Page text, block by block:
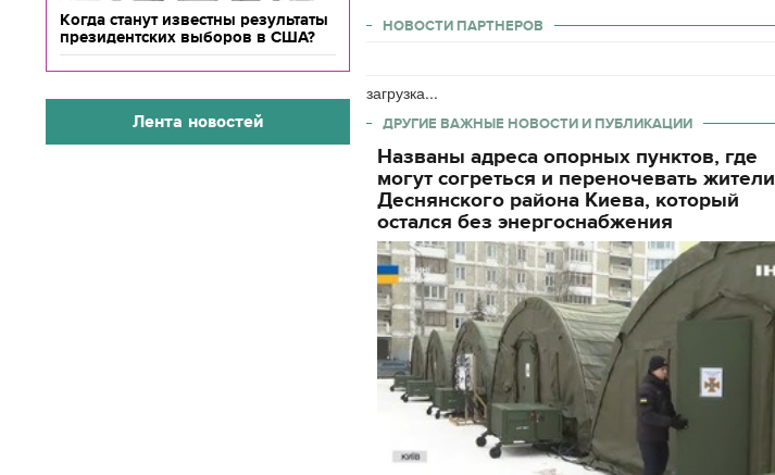
Когда станут известны результаты
президентских выборов в США?
Лента новостей
НОВОСТИ ПАРТНЕРОВ
загрузка...
ДРУГИЕ ВАЖНЫЕ НОВОСТИ И ПУБЛИКАЦИИ
Названы адреса опорных пунктов, где
могут согреться и переночевать жители
Деснянского района Киева, который
остался без энергоснабжения